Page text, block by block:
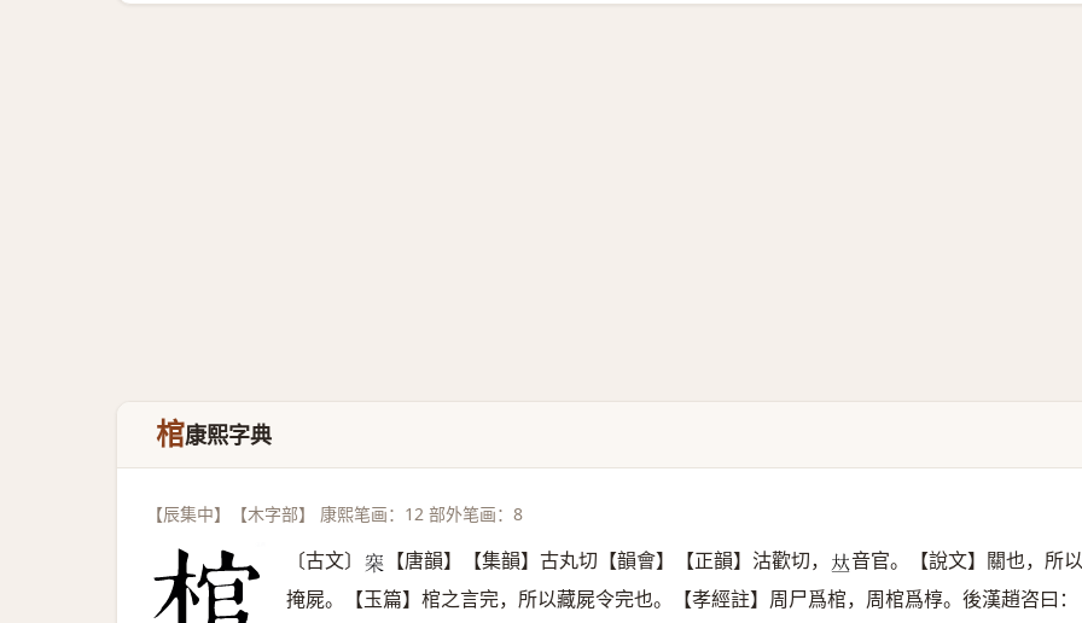
棺康熙字典
【辰集中】【木字部】 康熙笔画：12 部外笔画：8
〔古文〕 𣑄 【唐韻】【集韻】古丸切【韻會】【正韻】沽歡切， 𠀤音官。【說文】關也，所以
掩屍。【玉篇】棺之言完，所以藏屍令完也。【孝經註】周尸爲棺，周棺爲椁。後漢趙咨曰：